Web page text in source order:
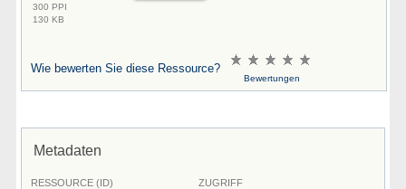
300 PPI
130 KB
Wie bewerten Sie diese Ressource?
Bewertungen
Metadaten
RESSOURCE (ID) ZUGRIFF